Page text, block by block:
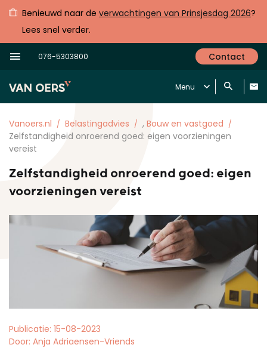
Benieuwd naar de verwachtingen van Prinsjesdag 2026?
Lees snel verder.
076-5303800 Contact
Menu
Vanoers.nl Belastingadvies , Bouw en vastgoed
Zelfstandigheid onroerend goed: eigen voorzieningen
vereist
Zelfstandigheid onroerend goed: eigen
voorzieningen vereist
Publicatie: 15-08-2023
Door: Anja Adriaensen-Vriends